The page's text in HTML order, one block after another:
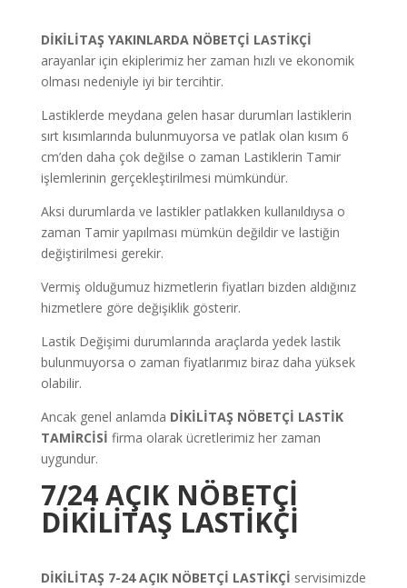
DİKİLİTAŞ YAKINLARDA NÖBETÇİ LASTİKÇİ
arayanlar için ekiplerimiz her zaman hızlı ve ekonomik
olması nedeniyle iyi bir tercihtir.
Lastiklerde meydana gelen hasar durumları lastiklerin
sırt kısımlarında bulunmuyorsa ve patlak olan kısım 6
cm’den daha çok değilse o zaman Lastiklerin Tamir
işlemlerinin gerçekleştirilmesi mümkündür.
Aksi durumlarda ve lastikler patlakken kullanıldıysa o
zaman Tamir yapılması mümkün değildir ve lastiğin
değiştirilmesi gerekir.
Vermiş olduğumuz hizmetlerin fiyatları bizden aldığınız
hizmetlere göre değişiklik gösterir.
Lastik Değişimi durumlarında araçlarda yedek lastik
bulunmuyorsa o zaman fiyatlarımız biraz daha yüksek
olabilir.
Ancak genel anlamda DİKİLİTAŞ NÖBETÇİ LASTİK
TAMİRCİSİ firma olarak ücretlerimiz her zaman
uygundur.
7/24 AÇIK NÖBETÇİ
DİKİLİTAŞ LASTİKÇİ
DİKİLİTAŞ 7-24 AÇIK NÖBETÇİ LASTİKÇİ servisimizde